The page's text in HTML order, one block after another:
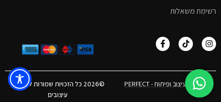
רשימת משאלות
אפיון, עיצוב ופיתוח - PERFECT
©2026 כל הזכויות שמורות לטימבר
עיצובים